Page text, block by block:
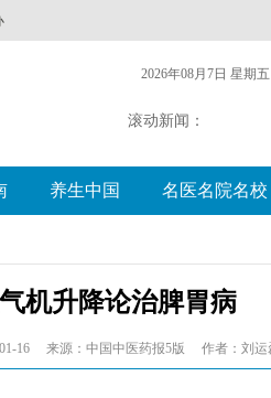
2026年08月7日 星期五
滚动新闻：
养生中国 名医名院名校
机升降论治脾胃病
16 来源：中国中医药报5版 作者：刘运